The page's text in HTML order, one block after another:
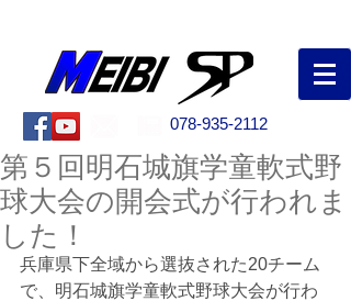
078-935-2112
第５回明石城旗学童軟式野
球大会の開会式が行われま
した！
兵庫県下全域から選抜された20チーム
で、明石城旗学童軟式野球大会が行わ